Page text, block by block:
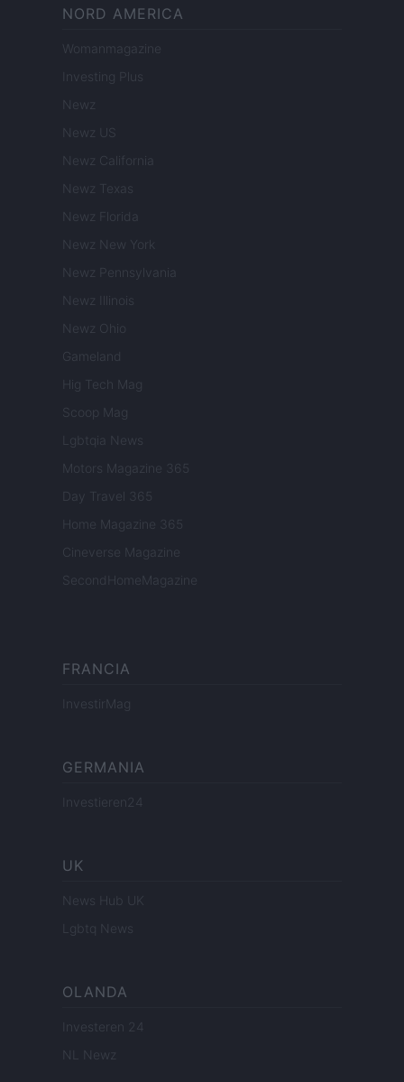
NORD AMERICA
Womanmagazine
Investing Plus
Newz
Newz US
Newz California
Newz Texas
Newz Florida
Newz New York
Newz Pennsylvania
Newz Illinois
Newz Ohio
Gameland
Hig Tech Mag
Scoop Mag
Lgbtqia News
Motors Magazine 365
Day Travel 365
Home Magazine 365
Cineverse Magazine
SecondHomeMagazine
FRANCIA
InvestirMag
GERMANIA
Investieren24
UK
News Hub UK
Lgbtq News
OLANDA
Investeren 24
NL Newz